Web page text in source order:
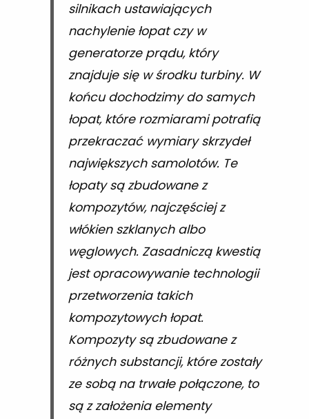
silnikach ustawiających
nachylenie łopat czy w
generatorze prądu, który
znajduje się w środku turbiny. W
końcu dochodzimy do samych
łopat, które rozmiarami potrafią
przekraczać wymiary skrzydeł
największych samolotów. Te
łopaty są zbudowane z
kompozytów, najczęściej z
włókien szklanych albo
węglowych. Zasadniczą kwestią
jest opracowywanie technologii
przetworzenia takich
kompozytowych łopat.
Kompozyty są zbudowane z
różnych substancji, które zostały
ze sobą na trwałe połączone, to
są z założenia elementy